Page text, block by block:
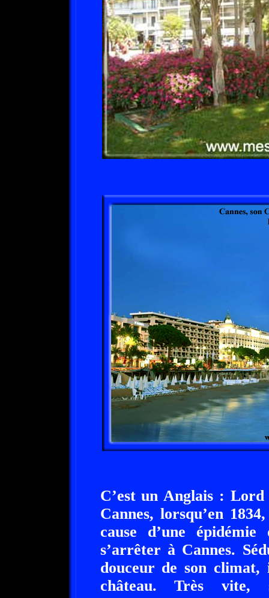
C’est un Anglais :
Cannes, lorsqu’en
cause d’une
s’arrêter à Cannes.
douceur de son
château. Très vite,